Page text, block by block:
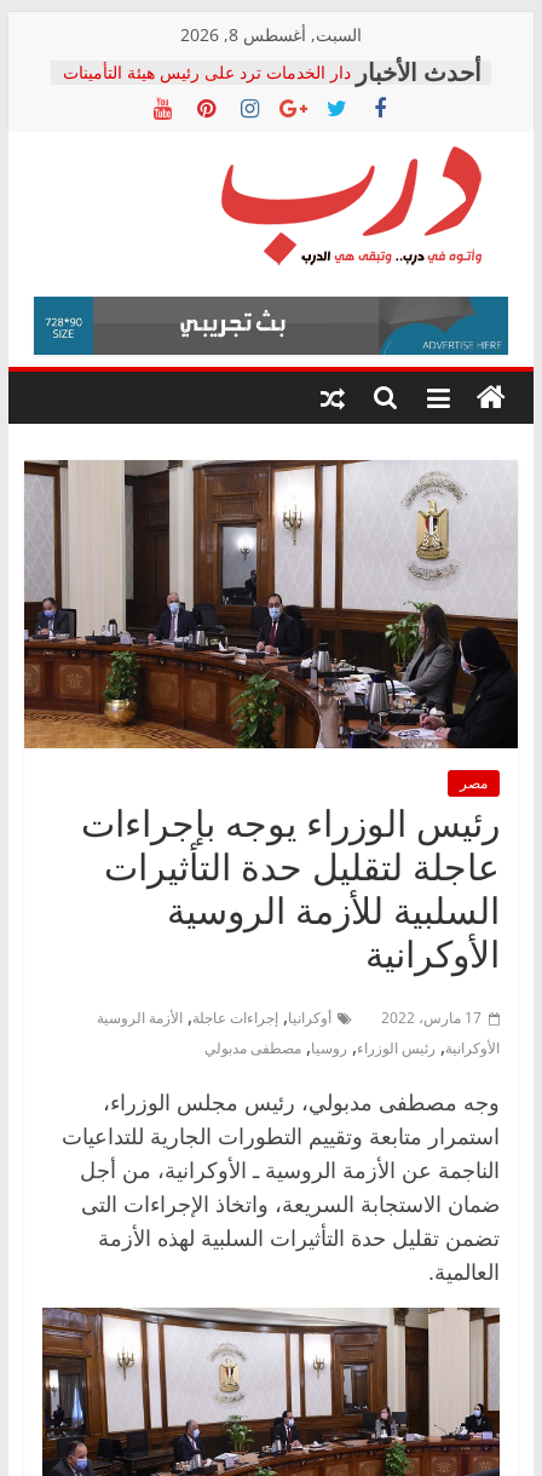
content
السبت, أغسطس 8, 2026
دار الخدمات ترد على رئيس هيئة التأمينات
بعد مؤتمره الصحفي: إنكار الأزمة لا ينهي
معاناة أصحاب المعاشات.. ونطالب بكشف
فرحات سليمان يكتب: القطاع الصحي إلى
أين؟
حزب التحالف الشعبي يطلق لجنة “الحق
في الصحة” بالإسكندرية لرصد الانتهاكات
ودعم المرضى
الوزاري لمدينة الصحفيين.. وانتهاء أعمال
إنشاء المبنى الإداري
المجلس القومي لحقوق الإنسان يعلن
متابعة قضية الدكتور محمد زهران.. ويؤكد:
قرينة البراءة وضمانات المحاكمة العادلة
درب
وأتوه
درب..
وتبقى
هي
مصر
رئيس الوزراء يوجه بإجراءات
عاجلة لتقليل حدة التأثيرات
السلبية للأزمة الروسية
الأوكرانية
17 مارس، 2022 أوكرانيا, إجراءات عاجلة, الأزمة الروسية
الأوكرانية, رئيس الوزراء, روسيا, مصطفى مدبولي
وجه مصطفى مدبولي، رئيس مجلس الوزراء،
استمرار متابعة وتقييم التطورات الجارية للتداعيات
الناجمة عن الأزمة الروسية ـ الأوكرانية، من أجل
ضمان الاستجابة السريعة، واتخاذ الإجراءات التى
تضمن تقليل حدة التأثيرات السلبية لهذه الأزمة
العالمية.